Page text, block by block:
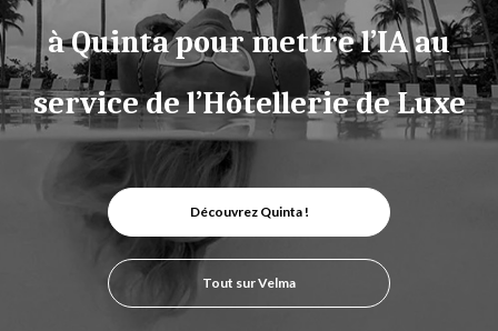
à Quinta pour mettre l’IA au
service de l’Hôtellerie de Luxe
Découvrez Quinta !
Tout sur Velma